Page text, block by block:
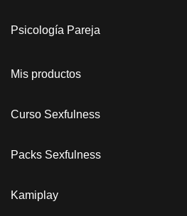
Psicología Pareja
Mis productos
Curso Sexfulness
Packs Sexfulness
Kamiplay